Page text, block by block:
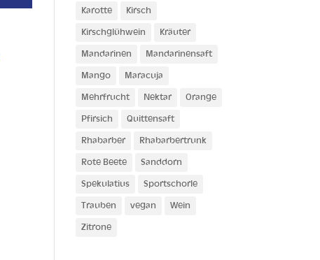
Karotte Kirsch
Kirschglühwein Kräuter
Mandarinen Mandarinensaft
Mango Maracuja
Mehrfrucht Nektar Orange
Pfirsich Quittensaft
Rhabarber Rhabarbertrunk
Rote Beete Sanddorn
Spekulatius Sportschorle
Trauben vegan Wein
Zitrone